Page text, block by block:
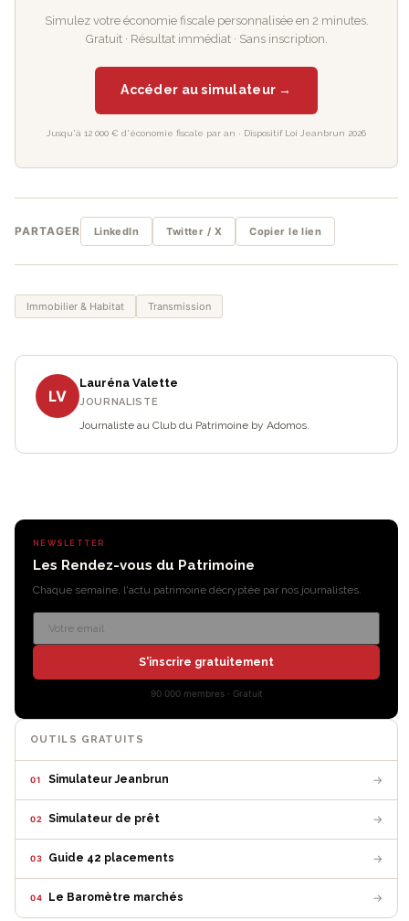
Simulez votre économie fiscale personnalisée en 2 minutes.
Gratuit · Résultat immédiat · Sans inscription.
Accéder au simulateur →
Jusqu'à 12 000 € d'économie fiscale par an · Dispositif Loi Jeanbrun 2026
PARTAGER LinkedIn Twitter / X Copier le lien
Immobilier & Habitat Transmission
LV
Lauréna Valette
JOURNALISTE
Journaliste au Club du Patrimoine by Adomos.
NEWSLETTER
Les Rendez-vous du Patrimoine
Chaque semaine, l'actu patrimoine décryptée par nos journalistes.
S'inscrire gratuitement
90 000 membres · Gratuit
OUTILS GRATUITS
01 Simulateur Jeanbrun →
02 Simulateur de prêt →
03 Guide 42 placements →
04 Le Baromètre marchés →